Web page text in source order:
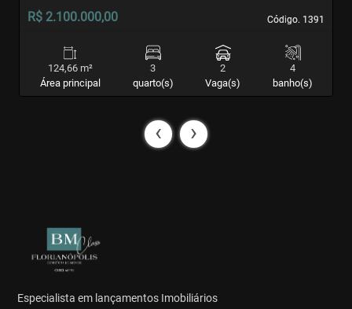
Código. 1391
Código. 1391
R$ 2.100.000,00
124,66 m²
Área principal
3
quarto(s)
2
Vaga(s)
4
banho(s)
‹ ›
Especialista em lançamentos Imobiliários